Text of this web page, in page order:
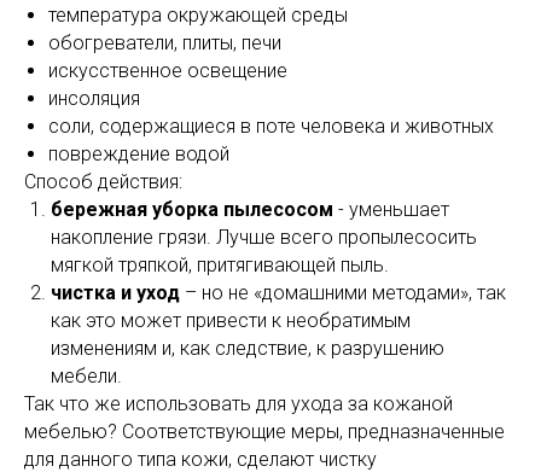
температура окружающей среды
обогреватели, плиты, печи
искусственное освещение
инсоляция
соли, содержащиеся в поте человека и животных
повреждение водой
Способ действия:
бережная уборка пылесосом - уменьшает
накопление грязи. Лучше всего пропылесосить
мягкой тряпкой, притягивающей пыль.
чистка и уход – но не «домашними методами», так
как это может привести к необратимым
изменениям и, как следствие, к разрушению
мебели.
Так что же использовать для ухода за кожаной
мебелью? Соответствующие меры, предназначенные
для данного типа кожи, сделают чистку